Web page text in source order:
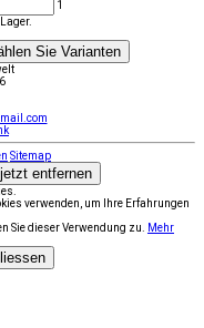
1
Sie Varianten
Sitemap
entfernen
verwenden, um Ihre Erfahrungen
Sie dieser Verwendung zu.
Mehr